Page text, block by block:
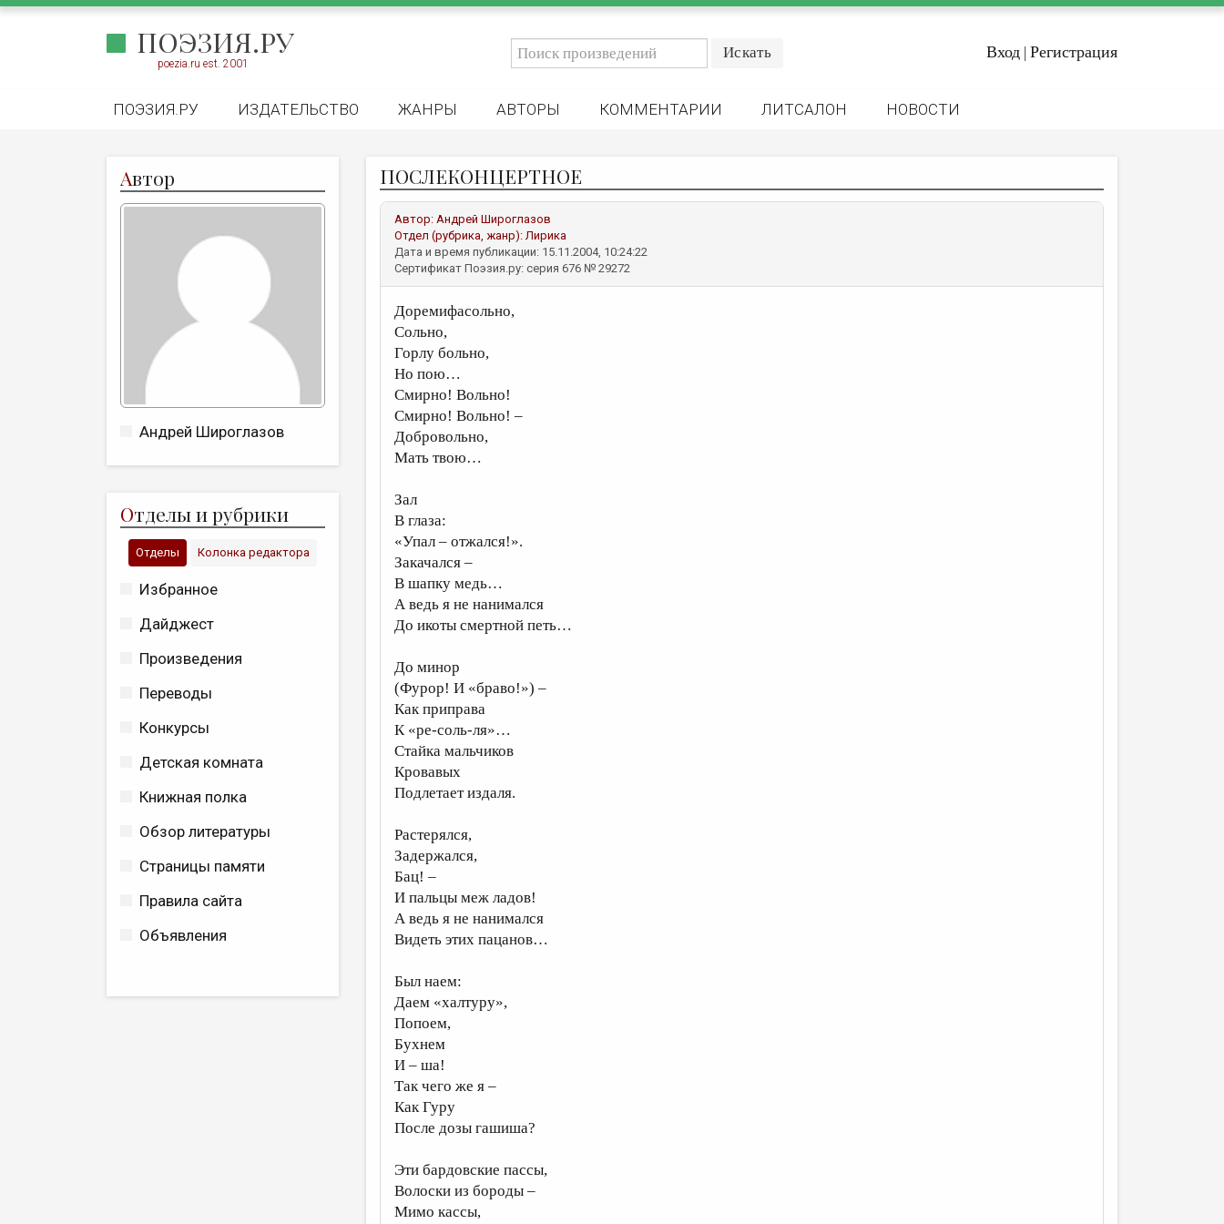
ПОЭЗИЯ.РУ
poezia.ru est. 2001
Вход | Регистрация
ПОЭЗИЯ.РУ ИЗДАТЕЛЬСТВО ЖАНРЫ АВТОРЫ КОММЕНТАРИИ ЛИТСАЛОН НОВОСТИ
Автор
Андрей Широглазов
Отделы и рубрики
Отделы Колонка редактора
Избранное
Дайджест
Произведения
Переводы
Конкурсы
Детская комната
Книжная полка
Обзор литературы
Страницы памяти
Правила сайта
Объявления
ПОСЛЕКОНЦЕРТНОЕ
Автор: Андрей Широглазов
Отдел (рубрика, жанр):Лирика
Дата и время публикации: 15.11.2004, 10:24:22
Сертификат Поэзия.ру: серия 676 № 29272
Доремифасольно,
Сольно,
Горлу больно,
Но пою…
Смирно! Вольно!
Смирно! Вольно! –
Добровольно,
Мать твою…
Зал
В глаза:
«Упал – отжался!».
Закачался –
В шапку медь…
А ведь я не нанимался
До икоты смертной петь…
До минор
(Фурор! И «браво!») –
Как приправа
К «ре-соль-ля»…
Стайка мальчиков
Кровавых
Подлетает издаля.
Растерялся,
Задержался,
Бац! –
И пальцы меж ладов!
А ведь я не нанимался
Видеть этих пацанов…
Был наем:
Даем «халтуру»,
Попоем,
Бухнем
И – ша!
Так чего же я –
Как Гуру
После дозы гашиша?
Эти бардовские пассы,
Волоски из бороды –
Мимо кассы,